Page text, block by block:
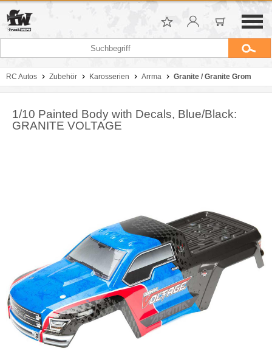
RC Autos Zubehör Karosserien Arrma Granite / Granite Grom
1/10 Painted Body with Decals, Blue/Black:
GRANITE VOLTAGE